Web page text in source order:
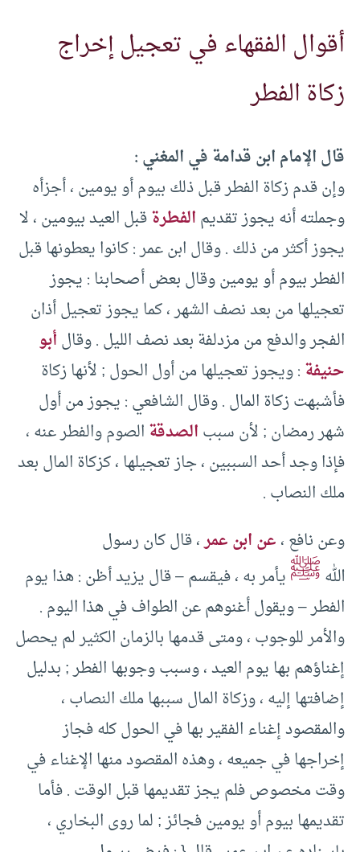
أقوال الفقهاء في تعجيل إخراج
زكاة الفطر
قال الإمام ابن قدامة في المغني :
وإن قدم زكاة الفطر قبل ذلك بيوم أو يومين ، أجزأه
وجملته أنه يجوز تقديمالفطرةقبل العيد بيومين ، لا
يجوز أكثر من ذلك . وقال ابن عمر : كانوا يعطونها قبل
الفطر بيوم أو يومين وقال بعض أصحابنا : يجوز
تعجيلها من بعد نصف الشهر ، كما يجوز تعجيل أذان
الفجر والدفع من مزدلفة بعد نصف الليل . وقالأبو
حنيفة: ويجوز تعجيلها من أول الحول ; لأنها زكاة
فأشبهت زكاة المال . وقال الشافعي : يجوز من أول
شهر رمضان ; لأن سببالصدقةالصوم والفطر عنه ،
فإذا وجد أحد السببين ، جاز تعجيلها ، كزكاة المال بعد
ملك النصاب .
وعن نافع ،عن ابن عمر، قال كان رسول
اللهﷺيأمر به ، فيقسم – قال يزيد أظن : هذا يوم
الفطر – ويقول أغنوهم عن الطواف في هذا اليوم .
والأمر للوجوب ، ومتى قدمها بالزمان الكثير لم يحصل
إغناؤهم بها يوم العيد ، وسبب وجوبها الفطر ; بدليل
إضافتها إليه ، وزكاة المال سببها ملك النصاب ،
والمقصود إغناء الفقير بها في الحول كله فجاز
إخراجها في جميعه ، وهذه المقصود منها الإغناء في
وقت مخصوص فلم يجز تقديمها قبل الوقت . فأما
تقديمها بيوم أو يومين فجائز ; لما روى البخاري ،